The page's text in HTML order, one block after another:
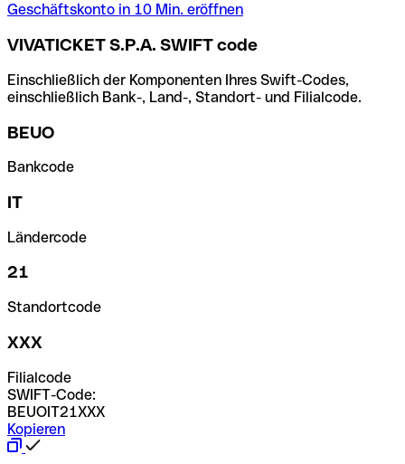
Geschäftskonto in 10 Min. eröffnen
VIVATICKET S.P.A. SWIFT code
Einschließlich der Komponenten Ihres Swift-Codes,
einschließlich Bank-, Land-, Standort- und Filialcode.
BEUO
Bankcode
IT
Ländercode
21
Standortcode
XXX
Filialcode
SWIFT-Code:
BEUOIT21XXX
Kopieren